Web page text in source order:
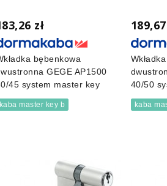
zł
bębenkowa
GEGE AP1500
45 system master key
kaba master key b
40/50
kaba